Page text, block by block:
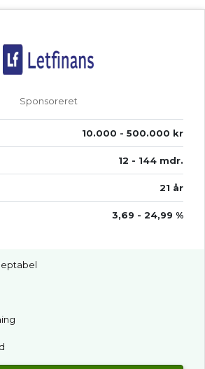
Sponsoreret
10.000 - 500.000 kr
12 - 144 mdr.
21 år
3,69 - 24,99 %